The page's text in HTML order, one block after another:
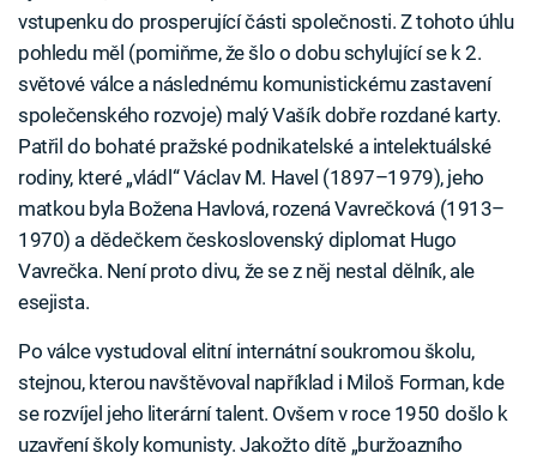
vstupenku do prosperující části společnosti. Z tohoto úhlu
pohledu měl (pomiňme, že šlo o dobu schylující se k 2.
světové válce a následnému komunistickému zastavení
společenského rozvoje) malý Vašík dobře rozdané karty.
Patřil do bohaté pražské podnikatelské a intelektuálské
rodiny, které „vládl“ Václav M. Havel (1897–1979), jeho
matkou byla Božena Havlová, rozená Vavrečková (1913–
1970) a dědečkem československý diplomat Hugo
Vavrečka. Není proto divu, že se z něj nestal dělník, ale
esejista.
Po válce vystudoval elitní internátní soukromou školu,
stejnou, kterou navštěvoval například i Miloš Forman, kde
se rozvíjel jeho literární talent. Ovšem v roce 1950 došlo k
uzavření školy komunisty. Jakožto dítě „buržoazního